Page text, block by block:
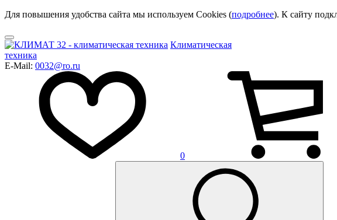
Для повышения удобства сайта мы используем Cookies (подробнее). К сайту
Климатическая
техника
E-Mail: 0032@ro.ru
0